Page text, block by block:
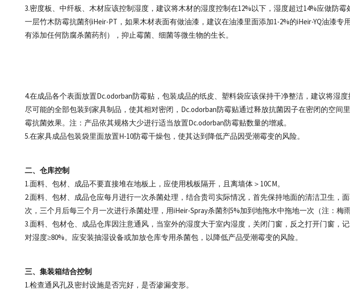
3.密度板、中纤板、木材应该控制湿度，建议将木材的湿度控制在12%以下，湿度超过14%应做防
一层竹木防霉抗菌剂iHeir-PT，如果木材表面有做油漆，建议在油漆里面添加1-2%的iHeir-YQ油漆
有添加任何防腐杀菌药剂），抑止霉菌、细菌等微生物的生长。
4.在成品各个表面放置Dc.odorban防霉贴，包装成品的纸皮、塑料袋应该保持干净整洁，建议将湿
尽可能的全部包装到家具制品，使其相对密闭，Dc.odorban防霉贴通过释放抗菌因子在密闭的空间
霉抗菌效果。注：产品依其规格大少进行适当放置Dc.odorban防霉贴数量的增减。
5.在家具成品包装袋里面放置H-10防霉干燥包，使其达到降低产品因受潮霉变的风险。
二、仓库控制
1.面料、包材、成品不要直接堆在地板上，应使用栈板隔开，且离墙体＞10CM。
2.面料、包材、成品仓应每月进行一次杀菌处理，结合贵司实际情况，首先保持地面的清洁卫生，
次，三个月后每三个月一次进行杀菌处理，用iHeir-Spray杀菌剂5%加到地拖水中拖地一次（注：梅
3.面料、包材仓、成品仓库因注意通风，当室外的湿度大于室内湿度，关闭门窗，反之打开门窗，
对湿度≥80%。应安装抽湿设备或加放仓库专用杀菌包，以降低产品受潮霉变的风险。
三、集装箱结合控制
1.检查通风孔及密封设施是否完好，是否渗漏变形。